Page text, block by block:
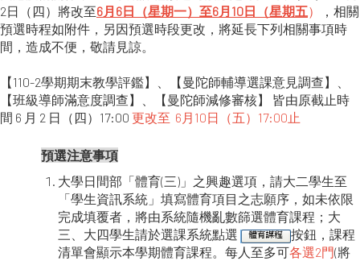
2日（四）將改至6月6日（星期一）至6月10日（星期五）
，相關
預選時程如附件，另因預選時段更改，將延長下列相關事項時
間，造成不便，敬請見諒。
【110-2學期期末教學評鑑】、【曼陀師輔導選課意見調查】、
【班級導師滿意度調查】、【曼陀師減修審核】 皆由原截止時
間 6 月 2 日（四）17:00 更改至 6月10日（五）17:00止
預選注意事項
大學日間部「體育(三)」之興趣選項，請大二學生至
「學生資訊系統」填寫體育項目之志願序，如未依限
完成填覆者，將由系統隨機亂數篩選體育課程；大
三、大四學生請於選課系統點選
按鈕，課程
清單會顯示本學期體育課程。每人至多可各選2門(將